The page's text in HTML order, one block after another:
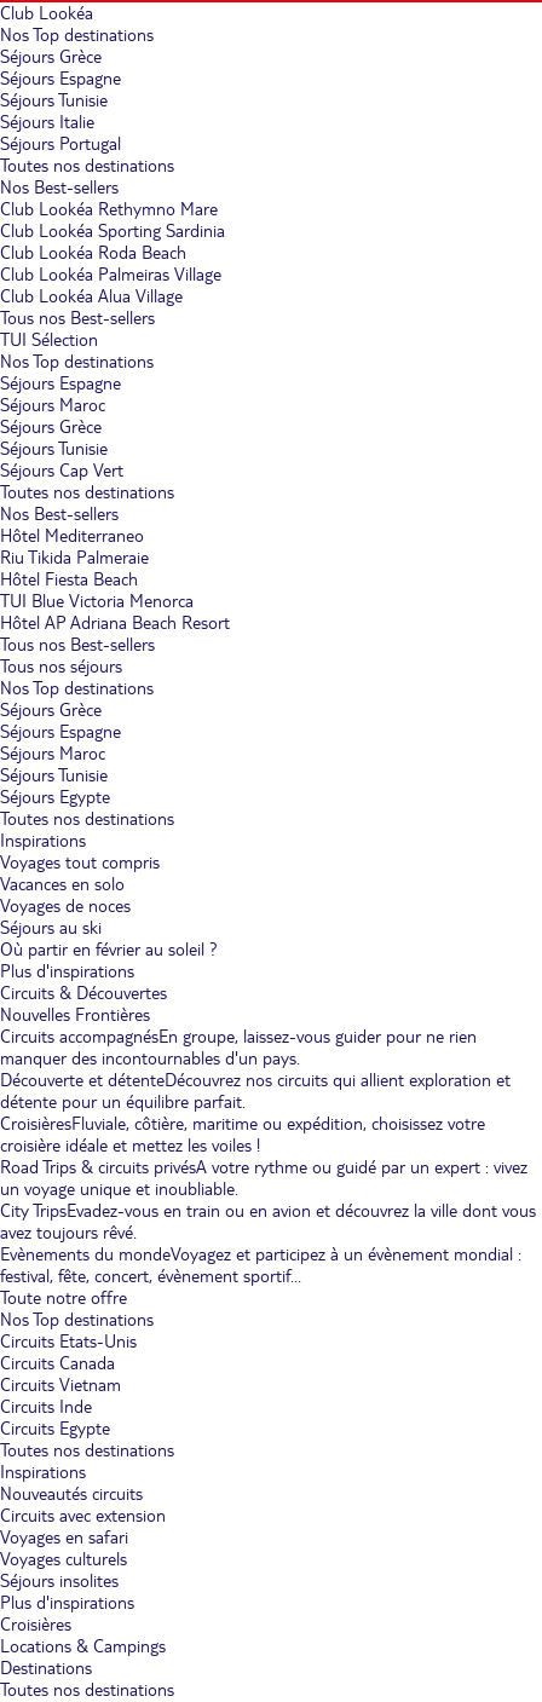
Club Lookéa
Nos Top destinations
Séjours Grèce
Séjours Espagne
Séjours Tunisie
Séjours Italie
Séjours Portugal
Toutes nos destinations
Nos Best-sellers
Club Lookéa Rethymno Mare
Club Lookéa Sporting Sardinia
Club Lookéa Roda Beach
Club Lookéa Palmeiras Village
Club Lookéa Alua Village
Tous nos Best-sellers
TUI Sélection
Nos Top destinations
Séjours Espagne
Séjours Maroc
Séjours Grèce
Séjours Tunisie
Séjours Cap Vert
Toutes nos destinations
Nos Best-sellers
Hôtel Mediterraneo
Riu Tikida Palmeraie
Hôtel Fiesta Beach
TUI Blue Victoria Menorca
Hôtel AP Adriana Beach Resort
Tous nos Best-sellers
Tous nos séjours
Nos Top destinations
Séjours Grèce
Séjours Espagne
Séjours Maroc
Séjours Tunisie
Séjours Egypte
Toutes nos destinations
Inspirations
Voyages tout compris
Vacances en solo
Voyages de noces
Séjours au ski
Où partir en février au soleil ?
Plus d'inspirations
Circuits & Découvertes
Nouvelles Frontières
Circuits accompagnésEn groupe, laissez-vous guider pour ne rien
manquer des incontournables d'un pays.
Découverte et détenteDécouvrez nos circuits qui allient exploration et
détente pour un équilibre parfait.
CroisièresFluviale, côtière, maritime ou expédition, choisissez votre
croisière idéale et mettez les voiles !
Road Trips & circuits privésA votre rythme ou guidé par un expert : vivez
un voyage unique et inoubliable.
City TripsEvadez-vous en train ou en avion et découvrez la ville dont vous
avez toujours rêvé.
Evènements du mondeVoyagez et participez à un évènement mondial :
festival, fête, concert, évènement sportif...
Toute notre offre
Nos Top destinations
Circuits Etats-Unis
Circuits Canada
Circuits Vietnam
Circuits Inde
Circuits Egypte
Toutes nos destinations
Inspirations
Nouveautés circuits
Circuits avec extension
Voyages en safari
Voyages culturels
Séjours insolites
Plus d'inspirations
Croisières
Locations & Campings
Destinations
Toutes nos destinations